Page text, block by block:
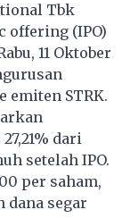
Tbk
offering (IPO)
11 Oktober
STRK.
dari
setelah IPO.
per saham,
dana segar